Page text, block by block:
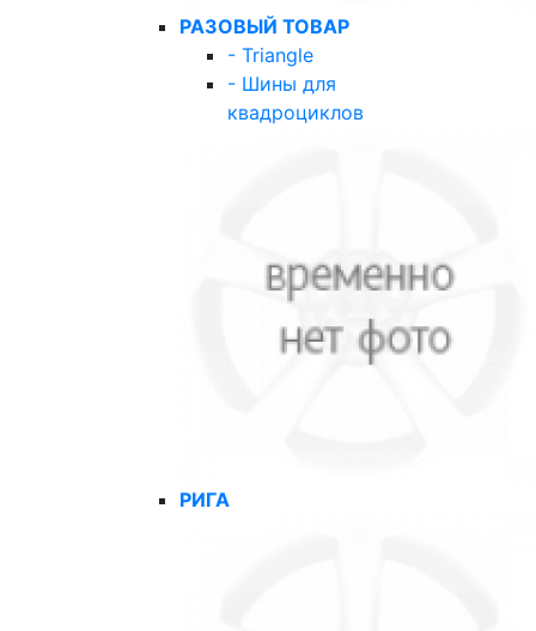
РАЗОВЫЙ ТОВАР
- Triangle
- Шины для
квадроциклов
РИГА